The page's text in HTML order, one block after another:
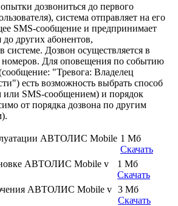
дозвониться до первого
система отправляет на его
SMS-сообщение и предпринимает
других абонентов,
системе. Дозвон осуществляется в
номеров. Для оповещения по событию
"Тревога: Владелец
есть возможность выбрать способ
или SMS-сообщением) и порядок
от порядка дозвона по другим
АВТОЛИС Mobile 1 Мб
Скачать
АВТОЛИС Mobile v
1 Мб
Скачать
АВТОЛИС Mobile v 3 Мб
Скачать